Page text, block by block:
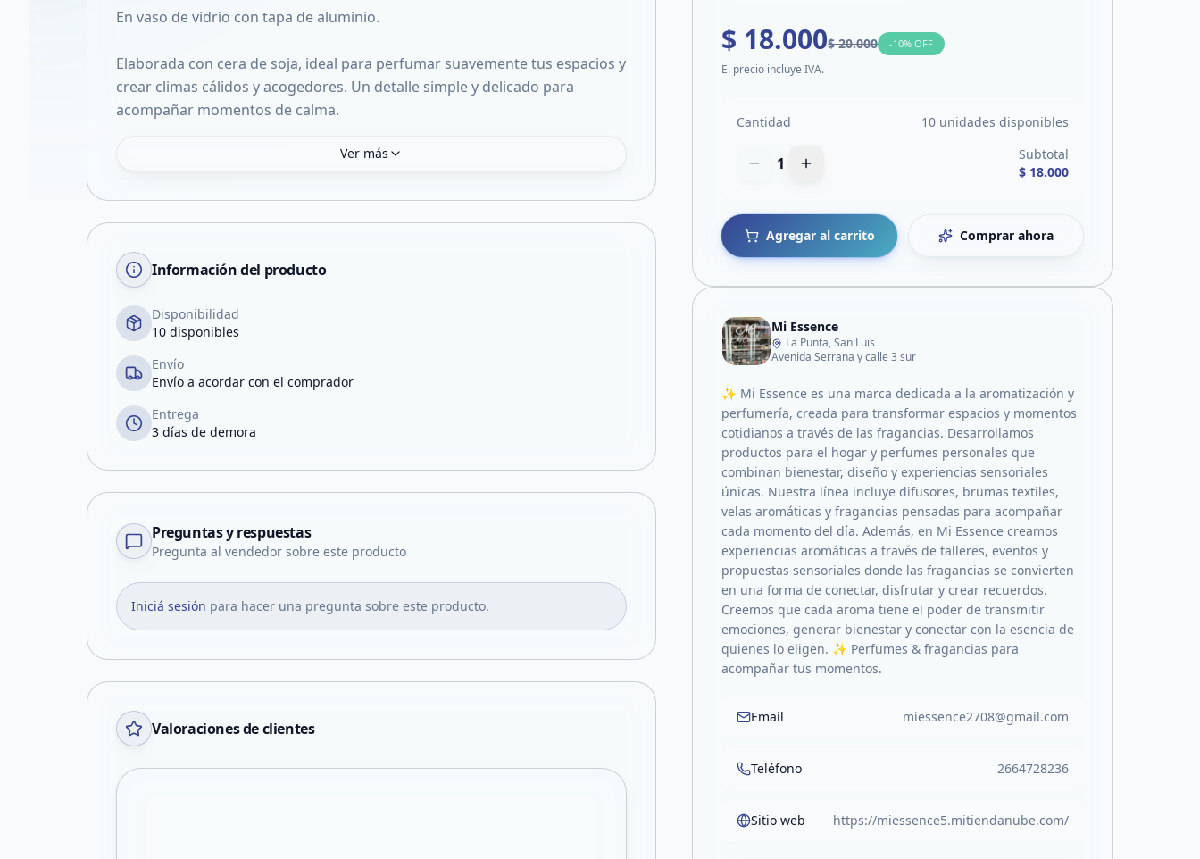
En vaso de vidrio con tapa de aluminio.
Elaborada con cera de soja, ideal para perfumar suavemente tus espacios y
crear climas cálidos y acogedores. Un detalle simple y delicado para
acompañar momentos de calma.
Ver más
Información del producto
Disponibilidad
10 disponibles
Envío
Envío a acordar con el comprador
Entrega
3 días de demora
Preguntas y respuestas
Pregunta al vendedor sobre este producto
Iniciá sesión para hacer una pregunta sobre este producto.
Valoraciones de clientes
$ 18.000$ 20.000 -10% OFF
El precio incluye IVA.
Cantidad 10 unidades disponibles
1
Subtotal
$ 18.000
Agregar al carrito Comprar ahora
Mi Essence
La Punta, San Luis
Avenida Serrana y calle 3 sur
✨ Mi Essence es una marca dedicada a la aromatización y
perfumería, creada para transformar espacios y momentos
cotidianos a través de las fragancias. Desarrollamos
productos para el hogar y perfumes personales que
combinan bienestar, diseño y experiencias sensoriales
únicas. Nuestra línea incluye difusores, brumas textiles,
velas aromáticas y fragancias pensadas para acompañar
cada momento del día. Además, en Mi Essence creamos
experiencias aromáticas a través de talleres, eventos y
propuestas sensoriales donde las fragancias se convierten
en una forma de conectar, disfrutar y crear recuerdos.
Creemos que cada aroma tiene el poder de transmitir
emociones, generar bienestar y conectar con la esencia de
quienes lo eligen. ✨ Perfumes & fragancias para
acompañar tus momentos.
Email miessence2708@gmail.com
Teléfono 2664728236
Sitio web https://miessence5.mitiendanube.com/